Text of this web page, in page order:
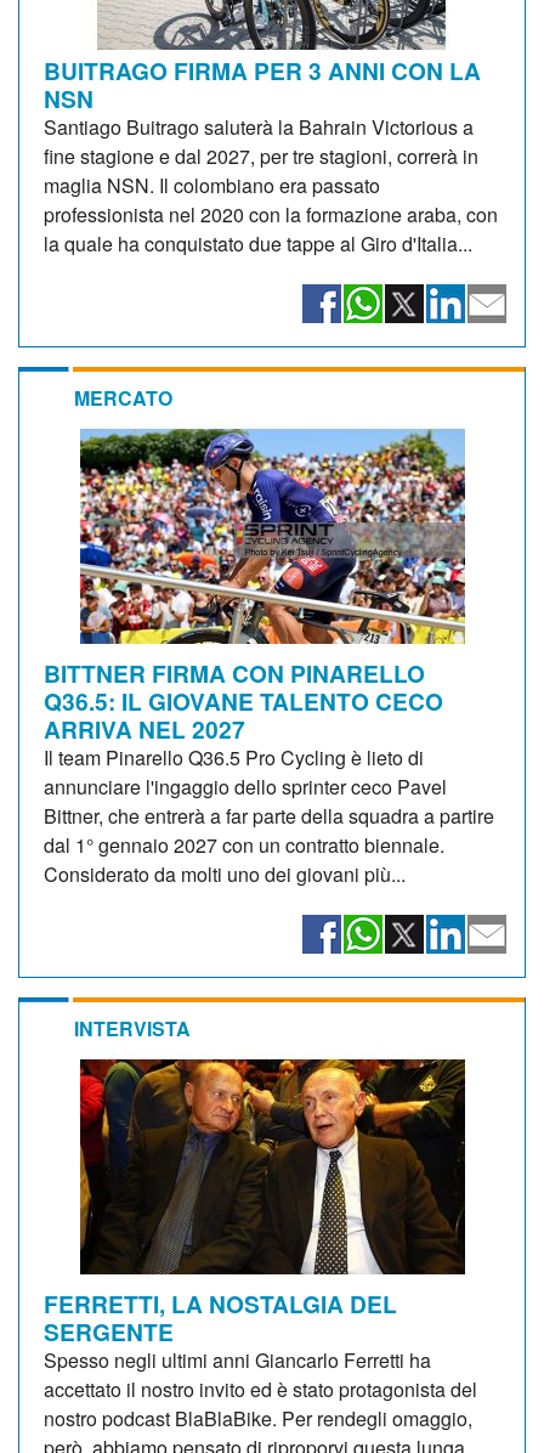
BUITRAGO FIRMA PER 3 ANNI CON LA
NSN
Santiago Buitrago saluterà la Bahrain Victorious a
fine stagione e dal 2027, per tre stagioni, correrà in
maglia NSN. Il colombiano era passato
professionista nel 2020 con la formazione araba, con
la quale ha conquistato due tappe al Giro d'Italia...
MERCATO
BITTNER FIRMA CON PINARELLO
Q36.5: IL GIOVANE TALENTO CECO
ARRIVA NEL 2027
Il team Pinarello Q36.5 Pro Cycling è lieto di
annunciare l'ingaggio dello sprinter ceco Pavel
Bittner, che entrerà a far parte della squadra a partire
dal 1° gennaio 2027 con un contratto biennale.
Considerato da molti uno dei giovani più...
INTERVISTA
FERRETTI, LA NOSTALGIA DEL
SERGENTE
Spesso negli ultimi anni Giancarlo Ferretti ha
accettato il nostro invito ed è stato protagonista del
nostro podcast BlaBlaBike. Per rendegli omaggio,
però, abbiamo pensato di riproporvi questa lunga